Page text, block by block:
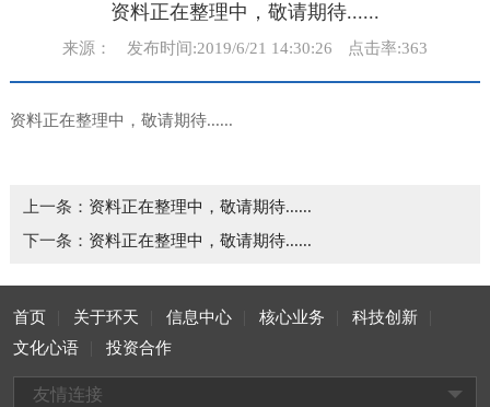
资料正在整理中，敬请期待......
来源： 发布时间:2019/6/21 14:30:26 点击率:363
资料正在整理中，敬请期待......
上一条： 资料正在整理中，敬请期待......
下一条： 资料正在整理中，敬请期待......
首页 关于环天 信息中心 核心业务
科技创新
文化心语
投资合作
友情连接